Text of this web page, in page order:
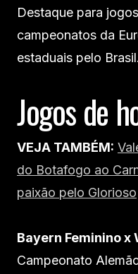
Destaque para
campeonatos da
estaduais pelo Brasil.
Jogos de
VEJA TAMBÉM:
do Botafogo ao
paixão pelo Glorioso
Bayern Feminino x
Campeonato